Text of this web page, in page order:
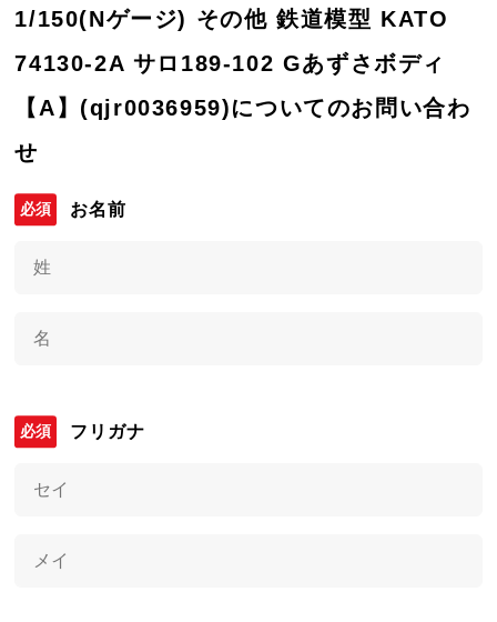
1/150(Nゲージ) その他 鉄道模型 KATO
74130-2A サロ189-102 Gあずさボディ
【A】(qjr0036959)についてのお問い合わ
せ
お名前
フリガナ